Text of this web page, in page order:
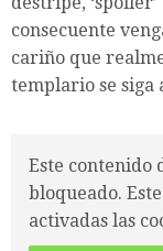
consecuente
cariño que
templario se siga
Este contenido
bloqueado.
activadas las